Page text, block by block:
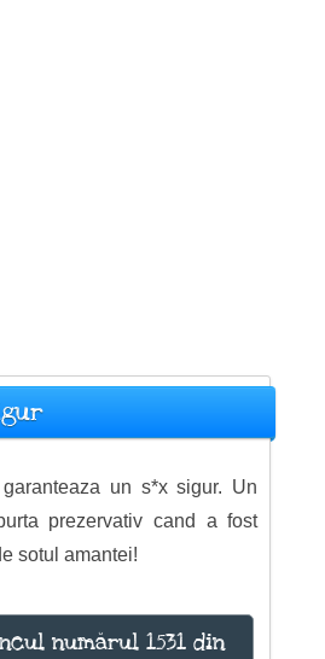
un s*x sigur. Un
prezervativ cand a fost
sotul amantei!
numărul 1531 din